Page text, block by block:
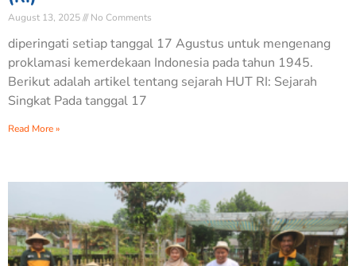
August 13, 2025 No Comments
diperingati setiap tanggal 17 Agustus untuk mengenang
proklamasi kemerdekaan Indonesia pada tahun 1945.
Berikut adalah artikel tentang sejarah HUT RI: Sejarah
Singkat Pada tanggal 17
Read More »